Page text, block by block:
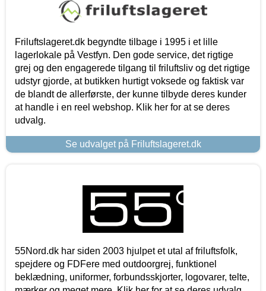
Friluftslageret.dk begyndte tilbage i 1995 i et lille
lagerlokale på Vestfyn. Den gode service, det rigtige
grej og den engagerede tilgang til friluftsliv og det rigtige
udstyr gjorde, at butikken hurtigt voksede og faktisk var
de blandt de allerførste, der kunne tilbyde deres kunder
at handle i en reel webshop. Klik her for at se deres
udvalg.
Se udvalget på Friluftslageret.dk
55Nord.dk har siden 2003 hjulpet et utal af friluftsfolk,
spejdere og FDFere med outdoorgrej, funktionel
beklædning, uniformer, forbundsskjorter, logovarer, telte,